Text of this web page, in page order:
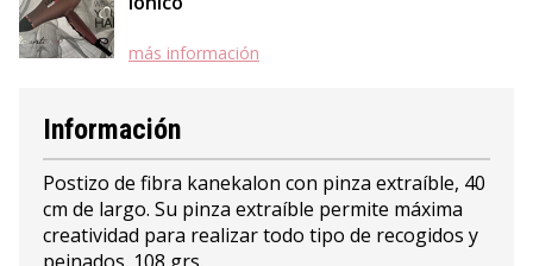
más información
Información
Postizo de fibra kanekalon con pinza extraíble, 40
cm de largo. Su pinza extraíble permite máxima
creatividad para realizar todo tipo de recogidos y